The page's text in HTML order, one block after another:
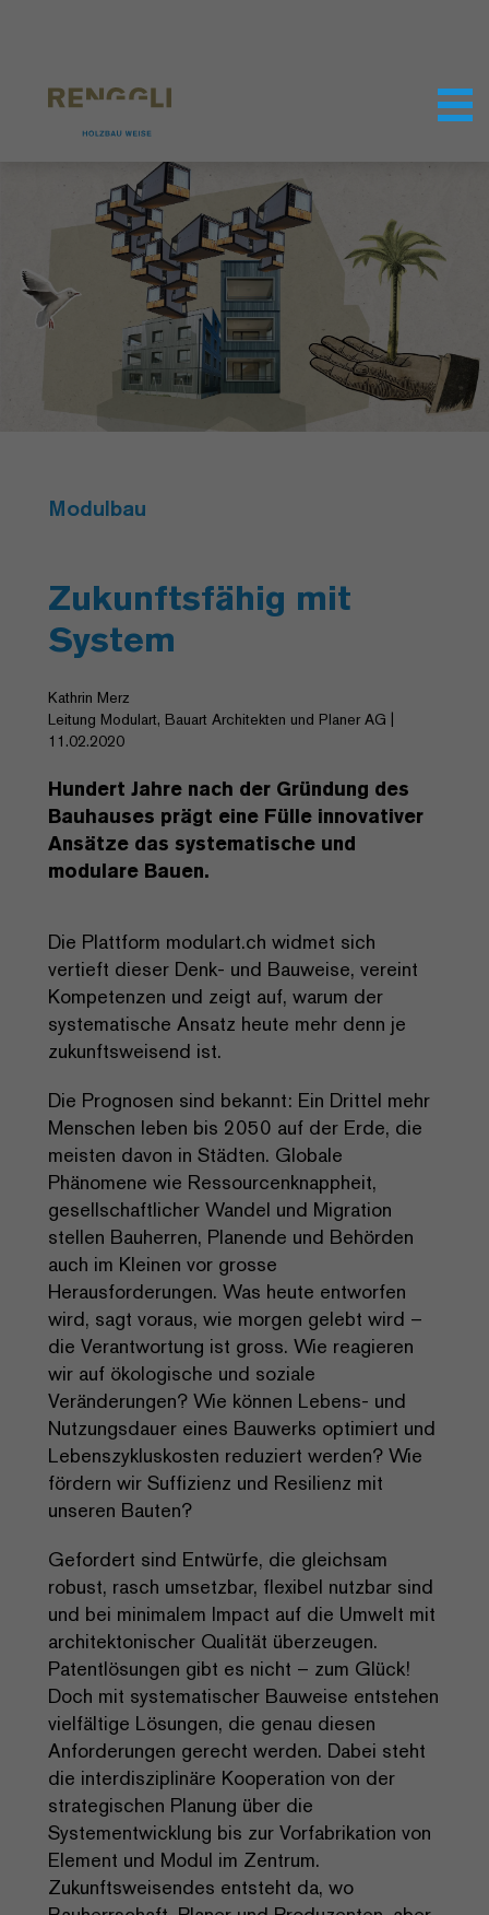
Modulbau
Zukunftsfähig mit
System
Kathrin Merz
Leitung Modulart, Bauart Architekten und Planer AG |
11.02.2020
Hundert Jahre nach der Gründung des
Bauhauses prägt eine Fülle innovativer
Ansätze das systematische und
modulare Bauen.
Die Plattform modulart.ch widmet sich
vertieft dieser Denk- und Bauweise, vereint
Kompetenzen und zeigt auf, warum der
systematische Ansatz heute mehr denn je
zukunftsweisend ist.
Die Prognosen sind bekannt: Ein Drittel mehr
Menschen leben bis 2050 auf der Erde, die
meisten davon in Städten. Globale
Phänomene wie Ressourcenknappheit,
gesellschaftlicher Wandel und Migration
stellen Bauherren, Planende und Behörden
auch im Kleinen vor grosse
Herausforderungen. Was heute entworfen
wird, sagt voraus, wie morgen gelebt wird –
die Verantwortung ist gross. Wie reagieren
wir auf ökologische und soziale
Veränderungen? Wie können Lebens- und
Nutzungsdauer eines Bauwerks optimiert und
Lebenszykluskosten reduziert werden? Wie
fördern wir Suffizienz und Resilienz mit
unseren Bauten?
Gefordert sind Entwürfe, die gleichsam
robust, rasch umsetzbar, flexibel nutzbar sind
und bei minimalem Impact auf die Umwelt mit
architektonischer Qualität überzeugen.
Patentlösungen gibt es nicht – zum Glück!
Doch mit systematischer Bauweise entstehen
vielfältige Lösungen, die genau diesen
Anforderungen gerecht werden. Dabei steht
die interdisziplinäre Kooperation von der
strategischen Planung über die
Systementwicklung bis zur Vorfabrikation von
Element und Modul im Zentrum.
Zukunftsweisendes entsteht da, wo